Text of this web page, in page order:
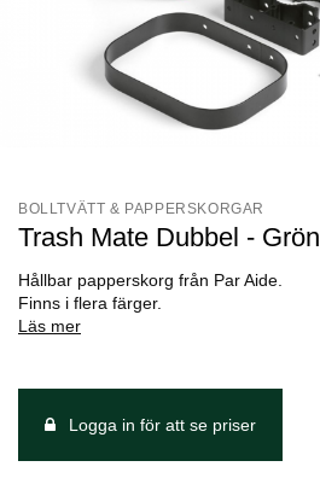
BOLLTVÄTT & PAPPERSKORGAR
Trash Mate Dubbel - Grön
Hållbar papperskorg från Par Aide.
Finns i flera färger.
Läs mer
Logga in för att se priser